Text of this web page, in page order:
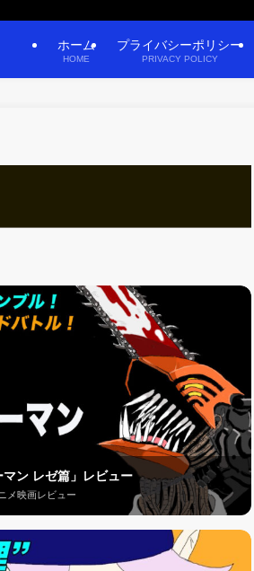
ホーム
HOME
プライバシーポリシー
PRIVACY POLICY
ン レゼ篇」レビュー
メ映画レビュー